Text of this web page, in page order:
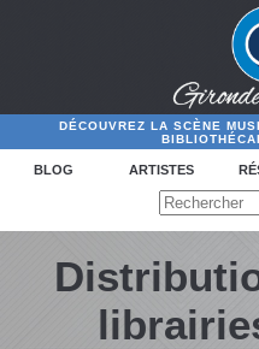
DÉCOUVREZ LA SCÈNE
BLOG ARTISTES